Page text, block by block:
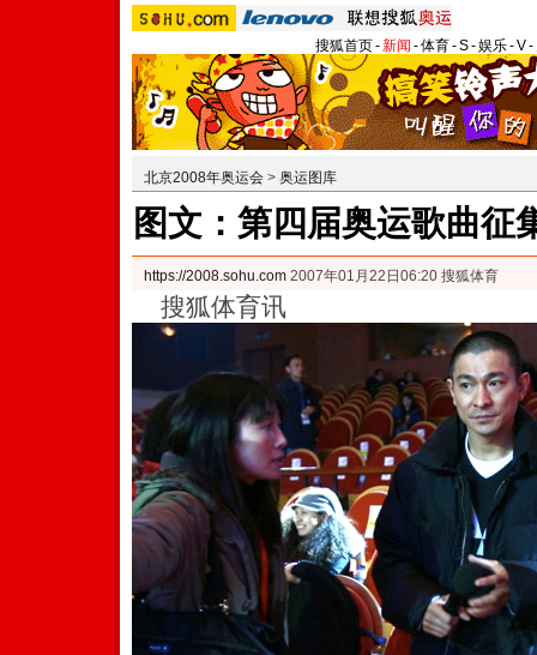
搜狐首页-新闻 -体育-S-娱乐-V-
北京2008年奥运会 > 奥运图库
图文：第四届奥运歌曲征
https://2008.sohu.com 2007年01月22日06:20 搜狐体育
搜狐体育讯